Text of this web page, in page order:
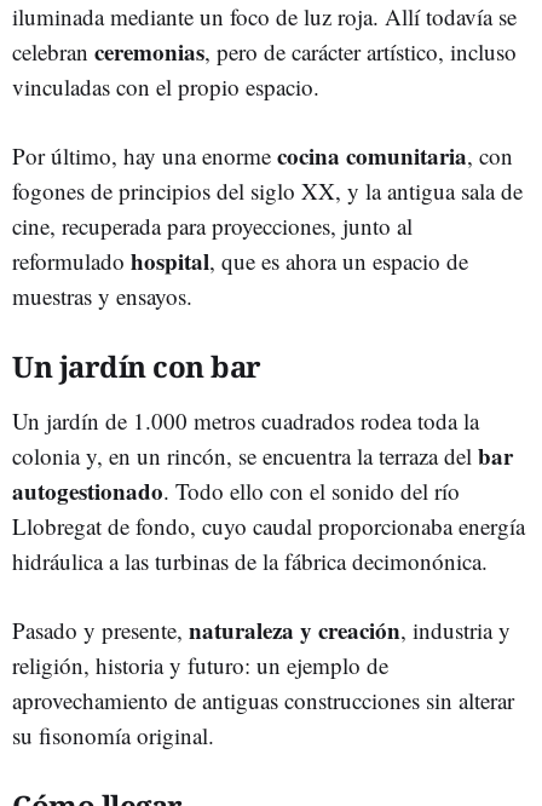
iluminada mediante un foco de luz roja. Allí todavía se
celebran ceremonias, pero de carácter artístico, incluso
vinculadas con el propio espacio.
Por último, hay una enorme cocina comunitaria, con
fogones de principios del siglo XX, y la antigua sala de
cine, recuperada para proyecciones, junto al
reformulado hospital, que es ahora un espacio de
muestras y ensayos.
Un jardín con bar
Un jardín de 1.000 metros cuadrados rodea toda la
colonia y, en un rincón, se encuentra la terraza del bar
autogestionado. Todo ello con el sonido del río
Llobregat de fondo, cuyo caudal proporcionaba energía
hidráulica a las turbinas de la fábrica decimonónica.
Pasado y presente, naturaleza y creación, industria y
religión, historia y futuro: un ejemplo de
aprovechamiento de antiguas construcciones sin alterar
su fisonomía original.